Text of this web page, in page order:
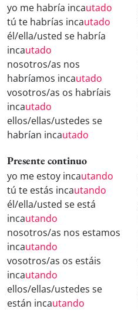
yo me habría incautado
tú te habrías incautado
él/ella/usted se habría
incautado
nosotros/as nos
habríamos incautado
vosotros/as os habríais
incautado
ellos/ellas/ustedes se
habrían incautado
Presente continuo
yo me estoy incautando
tú te estás incautando
él/ella/usted se está
incautando
nosotros/as nos estamos
incautando
vosotros/as os estáis
incautando
ellos/ellas/ustedes se
están incautando